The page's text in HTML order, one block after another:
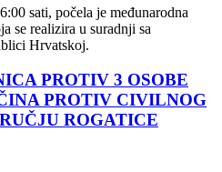
sati, počela je međunarodna
se realizira u suradnji sa
Hrvatskoj.
PROTIV 3 OSOBE
PROTIV CIVILNOG
ROGATICE